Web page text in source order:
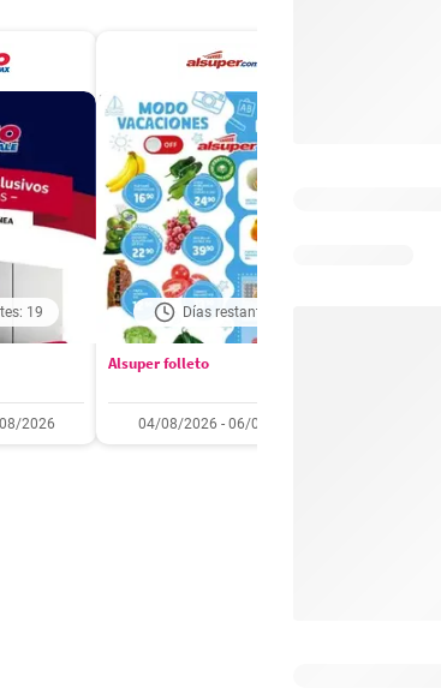
19
2026
Días restantes: 2
Alsuper folleto
04/08/2026 - 06/08/2026